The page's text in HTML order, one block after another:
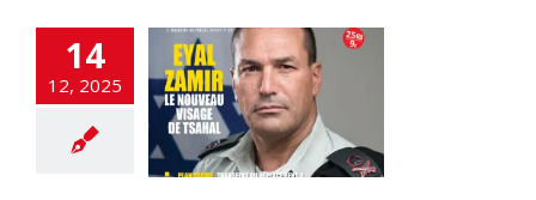
14
12, 2025
la Haute
le contrôle
de la
militaire»
flashinfos